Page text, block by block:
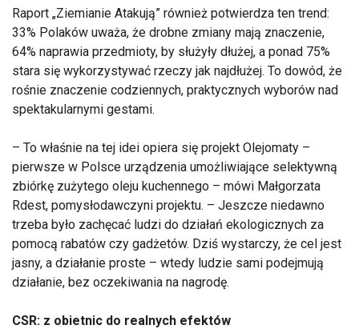
Raport „Ziemianie Atakują” również potwierdza ten trend:
33% Polaków uważa, że drobne zmiany mają znaczenie,
64% naprawia przedmioty, by służyły dłużej, a ponad 75%
stara się wykorzystywać rzeczy jak najdłużej. To dowód, że
rośnie znaczenie codziennych, praktycznych wyborów nad
spektakularnymi gestami.
– To właśnie na tej idei opiera się projekt Olejomaty –
pierwsze w Polsce urządzenia umożliwiające selektywną
zbiórkę zużytego oleju kuchennego – mówi Małgorzata
Rdest, pomysłodawczyni projektu. – Jeszcze niedawno
trzeba było zachęcać ludzi do działań ekologicznych za
pomocą rabatów czy gadżetów. Dziś wystarczy, że cel jest
jasny, a działanie proste – wtedy ludzie sami podejmują
działanie, bez oczekiwania na nagrodę.
CSR: z obietnic do realnych efektów